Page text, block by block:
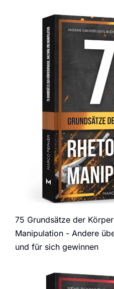
75 Grundsätze der
Manipulation - Andere
und für sich gewinnen